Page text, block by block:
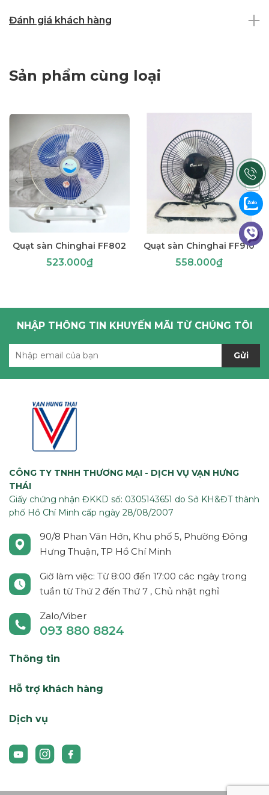
Đánh giá khách hàng
Sản phẩm cùng loại
Quạt sàn Chinghai FF802
523.000₫
Quạt sàn Chinghai FF910
558.000₫
NHẬP THÔNG TIN KHUYẾN MÃI TỪ CHÚNG TÔI
Gửi
CÔNG TY TNHH THƯƠNG MẠI - DỊCH VỤ VẠN HƯNG
THÁI
Giấy chứng nhận ĐKKD số: 0305143651 do Sở KH&ĐT thành
phố Hồ Chí Minh cấp ngày 28/08/2007
90/8 Phan Văn Hớn, Khu phố 5, Phường Đông
Hưng Thuận, TP Hồ Chí Minh
Giờ làm việc: Từ 8:00 đến 17:00 các ngày trong
tuần từ Thứ 2 đến Thứ 7 , Chủ nhật nghỉ
Zalo/Viber
093 880 8824
Thông tin
Hỗ trợ khách hàng
Dịch vụ